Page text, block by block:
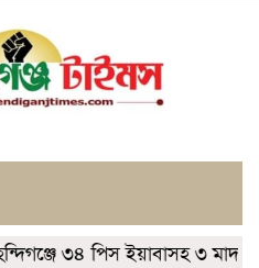
৩৪ পিস ইয়াবাসহ ৩ মাদক